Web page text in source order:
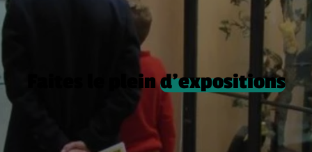
Faites le pleind’expositions